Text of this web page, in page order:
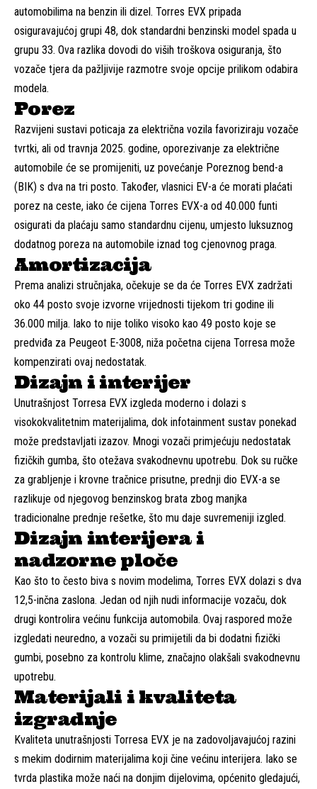
automobilima na benzin ili dizel. Torres EVX pripada
osiguravajućoj grupi 48, dok standardni benzinski model spada u
grupu 33. Ova razlika dovodi do viših troškova osiguranja, što
vozače tjera da pažljivije razmotre svoje opcije prilikom odabira
modela.
Porez
Razvijeni sustavi poticaja za električna vozila favoriziraju vozače
tvrtki, ali od travnja 2025. godine, oporezivanje za električne
automobile će se promijeniti, uz povećanje Poreznog bend-a
(BIK) s dva na tri posto. Također, vlasnici EV-a će morati plaćati
porez na ceste, iako će cijena Torres EVX-a od 40.000 funti
osigurati da plaćaju samo standardnu cijenu, umjesto luksuznog
dodatnog poreza na automobile iznad tog cjenovnog praga.
Amortizacija
Prema analizi stručnjaka, očekuje se da će Torres EVX zadržati
oko 44 posto svoje izvorne vrijednosti tijekom tri godine ili
36.000 milja. Iako to nije toliko visoko kao 49 posto koje se
predviđa za Peugeot E-3008, niža početna cijena Torresa može
kompenzirati ovaj nedostatak.
Dizajn i interijer
Unutrašnjost Torresa EVX izgleda moderno i dolazi s
visokokvalitetnim materijalima, dok infotainment sustav ponekad
može predstavljati izazov. Mnogi vozači primjećuju nedostatak
fizičkih gumba, što otežava svakodnevnu upotrebu. Dok su ručke
za grabljenje i krovne tračnice prisutne, prednji dio EVX-a se
razlikuje od njegovog benzinskog brata zbog manjka
tradicionalne prednje rešetke, što mu daje suvremeniji izgled.
Dizajn interijera i
nadzorne ploče
Kao što to često biva s novim modelima, Torres EVX dolazi s dva
12,5-inčna zaslona. Jedan od njih nudi informacije vozaču, dok
drugi kontrolira većinu funkcija automobila. Ovaj raspored može
izgledati neuredno, a vozači su primijetili da bi dodatni fizički
gumbi, posebno za kontrolu klime, značajno olakšali svakodnevnu
upotrebu.
Materijali i kvaliteta
izgradnje
Kvaliteta unutrašnjosti Torresa EVX je na zadovoljavajućoj razini
s mekim dodirnim materijalima koji čine većinu interijera. Iako se
tvrda plastika može naći na donjim dijelovima, općenito gledajući,